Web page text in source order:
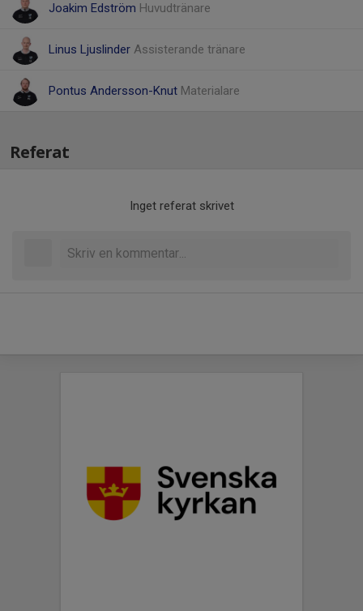
Joakim Edström Huvudtränare
Linus Ljuslinder Assisterande tränare
Pontus Andersson-Knut Materialare
Referat
Inget referat skrivet